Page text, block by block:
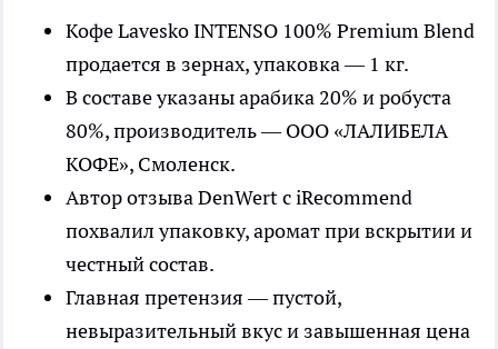
Кофе Lavesko INTENSO 100% Premium Blend
продается в зернах, упаковка — 1 кг.
В составе указаны арабика 20% и робуста
80%, производитель — ООО «ЛАЛИБЕЛА
КОФЕ», Смоленск.
Автор отзыва DenWert с iRecommend
похвалил упаковку, аромат при вскрытии и
честный состав.
Главная претензия — пустой,
невыразительный вкус и завышенная цена